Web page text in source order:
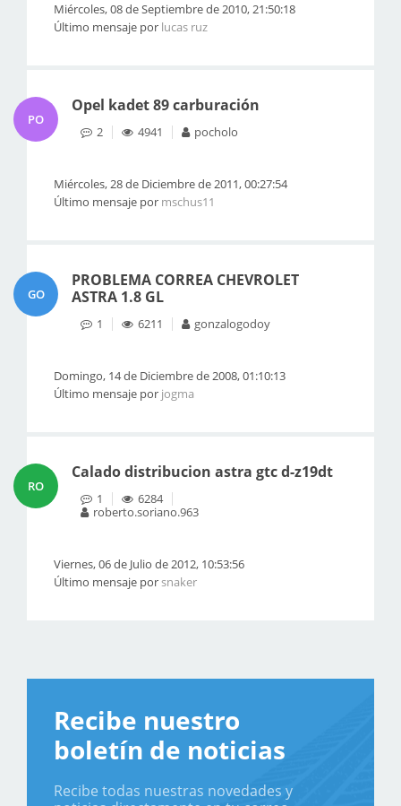
Miércoles, 08 de Septiembre de 2010, 21:50:18
Último mensaje por lucas ruz
PO
Opel kadet 89 carburación
2 4941 pocholo
Miércoles, 28 de Diciembre de 2011, 00:27:54
Último mensaje por mschus11
GO
PROBLEMA CORREA CHEVROLET
ASTRA 1.8 GL
1 6211 gonzalogodoy
Domingo, 14 de Diciembre de 2008, 01:10:13
Último mensaje por jogma
RO
Calado distribucion astra gtc d-z19dt
1
6284
roberto.soriano.963
Viernes, 06 de Julio de 2012, 10:53:56
Último mensaje porsnaker
Recibe nuestro
boletín de noticias
Recibe todas nuestras novedades y